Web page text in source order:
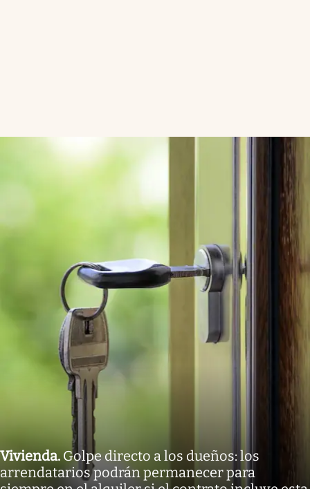
Vivienda. Golpe directo a los dueños: los
arrendatarios podrán permanecer para